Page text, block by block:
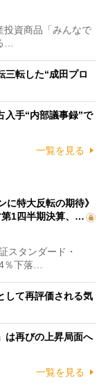
資商品「みんなで
…
三転した“成田プロ
入手“内部議事録”で
一覧を見る
に特大反転の期待》
第1四半期決算、…
スタンダード・
％下落…
して再評価される気
は再びの上昇局面へ
一覧を見る